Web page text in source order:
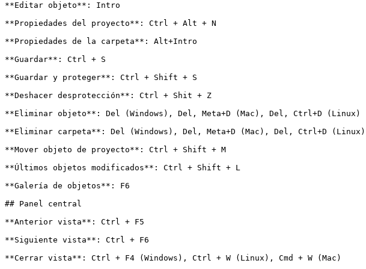
**Editar objeto**: Intro
**Propiedades del proyecto**: Ctrl + Alt + N
**Propiedades de la carpeta**: Alt+Intro
**Guardar**: Ctrl + S
**Guardar y proteger**: Ctrl + Shift + S
**Deshacer desprotección**: Ctrl + Shit + Z
**Eliminar objeto**: Del (Windows), Del, Meta+D (Mac), Del, Ctrl+D (Linux)
**Eliminar carpeta**: Del (Windows), Del, Meta+D (Mac), Del, Ctrl+D (Linux)
**Mover objeto de proyecto**: Ctrl + Shift + M
**Últimos objetos modificados**: Ctrl + Shift + L
**Galería de objetos**: F6
## Panel central
**Anterior vista**: Ctrl + F5
**Siguiente vista**: Ctrl + F6
**Cerrar vista**: Ctrl + F4 (Windows), Ctrl + W (Linux), Cmd + W (Mac)